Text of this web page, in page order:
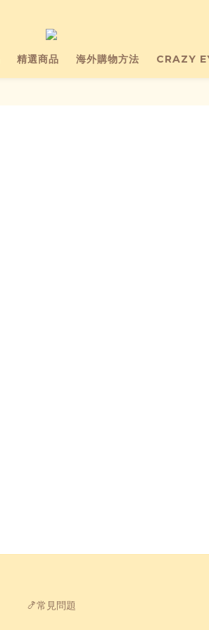
精選商品 海外購物方法 CRAZY
🍤常見問題